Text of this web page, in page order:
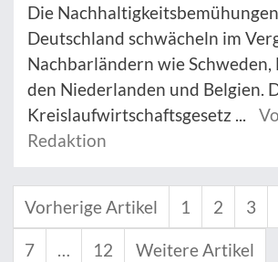
Die
Deutschland schwächeln im
Nachbarländern wie Schweden,
den Niederlanden und Belgien.
Kreislaufwirtschaftsgesetz ...
Redaktion
Vorherige Artikel 1 2 3
7 … 12 Weitere Artikel